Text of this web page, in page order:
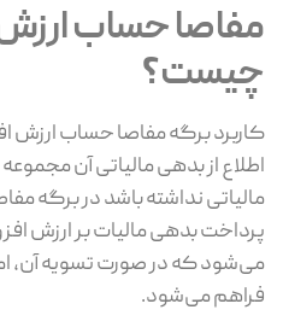
مفاصا حساب
چیست؟
کاربرد برگه مفاصا حساب ارزش
اطلاع از بدهی مالیاتی آن
مالیاتی نداشته باشد در برگه
می‌شود که در صورت تسویه آن،
فراهم می‌شود.